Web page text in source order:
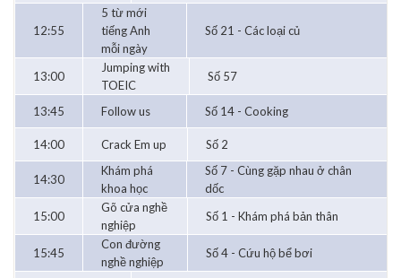
12:55
5 từ mới
tiếng Anh
mỗi ngày
Số 21 - Các loại củ
13:00
Jumping with
TOEIC
Số 57
13:45 Follow us Số 14 - Cooking
14:00 Crack Em up Số 2
14:30
Khám phá
khoa học
Số 7 - Cùng gặp nhau ở chân
dốc
15:00
Gõ cửa nghề
nghiệp
Số 1 - Khám phá bản thân
15:45
Con đường
nghề nghiệp
Số 4 - Cứu hộ bể bơi